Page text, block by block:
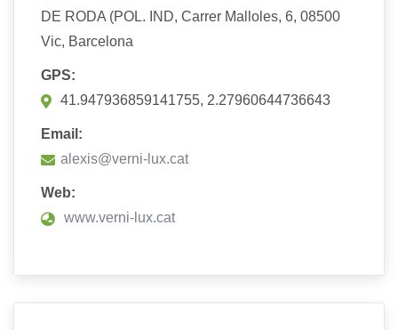
DE RODA (POL. IND, Carrer Malloles, 6, 08500
Vic, Barcelona
GPS:
41.947936859141755, 2.27960644736643
Email:
alexis@verni-lux.cat
Web:
www.verni-lux.cat